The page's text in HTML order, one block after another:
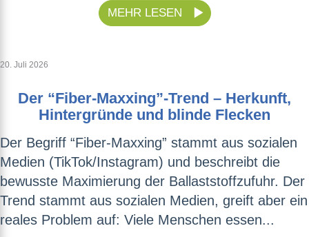
MEHR LESEN
20. Juli 2026
Der “Fiber-Maxxing”-Trend – Herkunft,
Hintergründe und blinde Flecken
Der Begriff “Fiber-Maxxing” stammt aus sozialen
Medien (TikTok/Instagram) und beschreibt die
bewusste Maximierung der Ballaststoffzufuhr. Der
Trend stammt aus sozialen Medien, greift aber ein
reales Problem auf: Viele Menschen essen...